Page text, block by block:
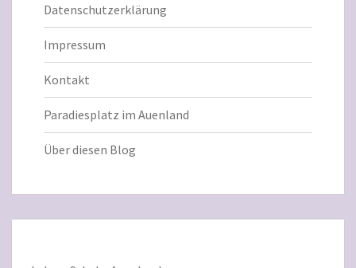
Datenschutzerklärung
Impressum
Kontakt
Paradiesplatz im Auenland
Über diesen Blog